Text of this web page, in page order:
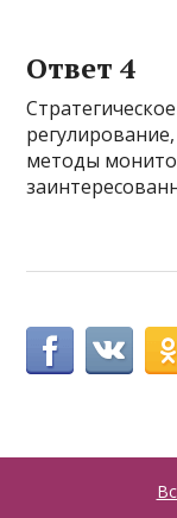
Ответ 4
методы